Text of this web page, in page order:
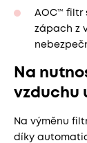
AOC™ filtr
zápach z
Na
vzduchu
Na výměnu
díky